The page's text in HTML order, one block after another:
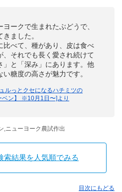
ークで生まれたぶどうで、
ました。
比べて、種があり、皮は食べ
、それでも長く愛され続けて
」と「深み」にあります。他
糖度の高さが魅力です。
ルっとクセになるハチミツの
ベン】 ※10月1日〜]より
ニューヨーク農試作出
索結果を人気順でみる
目次にもどる